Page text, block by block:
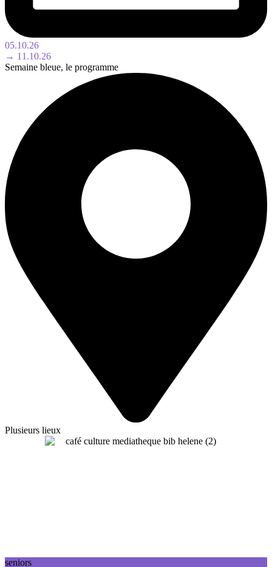
05.10.26
→ 11.10.26
Semaine bleue, le programme
Plusieurs lieux
seniors